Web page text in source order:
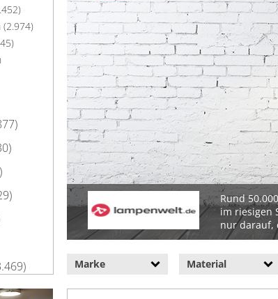
Rund
im riesigen
nur darauf,
Marke Material